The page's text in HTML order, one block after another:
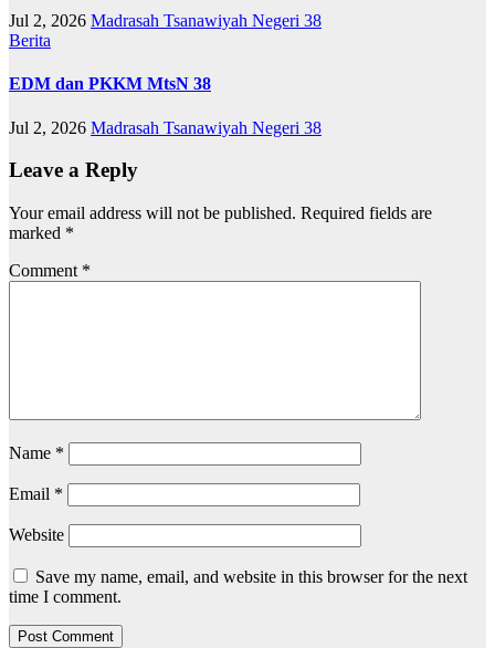
Jul 2, 2026 Madrasah Tsanawiyah Negeri 38
Berita
EDM dan PKKM MtsN 38
Jul 2, 2026 Madrasah Tsanawiyah Negeri 38
Leave a Reply
Your email address will not be published. Required fields are
marked *
Comment *
Name *
Email *
Website
Save my name, email, and website in this browser for the next
time I comment.